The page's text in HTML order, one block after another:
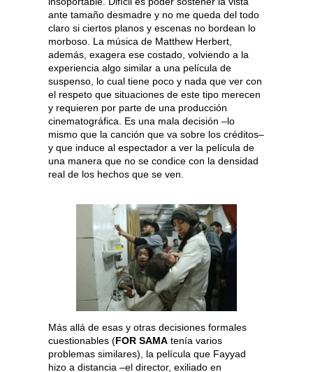
ante tamaño desmadre y no me queda del todo
claro si ciertos planos y escenas no bordean lo
morboso. La música de Matthew Herbert,
además, exagera ese costado, volviendo a la
experiencia algo similar a una película de
suspenso, lo cual tiene poco y nada que ver con
el respeto que situaciones de este tipo merecen
y requieren por parte de una producción
cinematográfica. Es una mala decisión –lo
mismo que la canción que va sobre los créditos–
y que induce al espectador a ver la película de
una manera que no se condice con la densidad
real de los hechos que se ven.
Más allá de esas y otras decisiones formales
cuestionables (FOR SAMA tenía varios
problemas similares), la película que Fayyad
hizo a distancia –el director, exiliado en